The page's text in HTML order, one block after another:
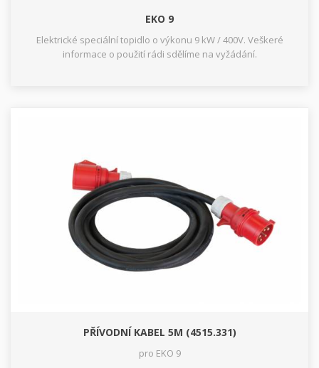
EKO 9
Elektrické speciální topidlo o výkonu 9 kW / 400V. Veškeré
informace o použití rádi sdělíme na vyžádání.
PŘÍVODNÍ KABEL 5M (4515.331)
pro EKO 9